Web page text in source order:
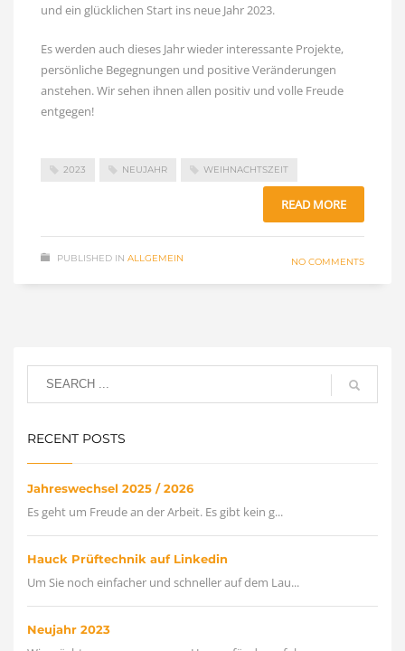
und ein glücklichen Start ins neue Jahr 2023.
Es werden auch dieses Jahr wieder interessante Projekte,
persönliche Begegnungen und positive Veränderungen
anstehen. Wir sehen ihnen allen positiv und volle Freude
entgegen!
2023 NEUJAHR WEIHNACHTSZEIT
READ MORE
PUBLISHED IN ALLGEMEIN NO COMMENTS
RECENT POSTS
Jahreswechsel 2025 / 2026
Es geht um Freude an der Arbeit. Es gibt kein g...
Hauck Prüftechnik auf Linkedin
Um Sie noch einfacher und schneller auf dem Lau...
Neujahr 2023